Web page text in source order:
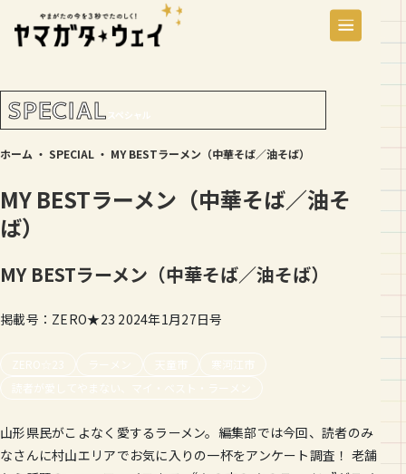
SPECIAL スペシャル
ホーム ・ SPECIAL ・ MY BESTラーメン（中華そば／油そば）
MY BESTラーメン（中華そば／油そ
ば）
MY BESTラーメン（中華そば／油そば）
掲載号：ZERO★23 2024年1月27日号
ZERO☆23 ラーメン 天童市
寒河江市
読者が愛してやまない、マイ・ベスト・ラーメン
山形県民がこよなく愛するラーメン。編集部では今回、読者のみ
なさんに村山エリアでお気に入りの一杯をアンケート調査！ 老舗